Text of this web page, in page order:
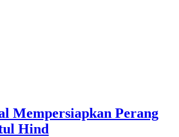
Mempersiapkan Perang
Hind